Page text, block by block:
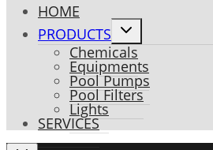
HOME
PRODUCTS
Toggle
menu
Chemicals
Equipments
Pool Pumps
Pool Filters
Lights
SERVICES